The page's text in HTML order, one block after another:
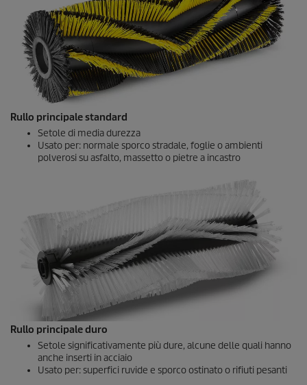
Rullo principale standard
Setole di media durezza
Usato per: normale sporco stradale, foglie o ambienti
polverosi su asfalto, massetto o pietre a incastro
Rullo principale duro
Setole significativamente più dure, alcune delle quali hanno
anche inserti in acciaio
Usato per: superfici ruvide e sporco ostinato o rifiuti pesanti